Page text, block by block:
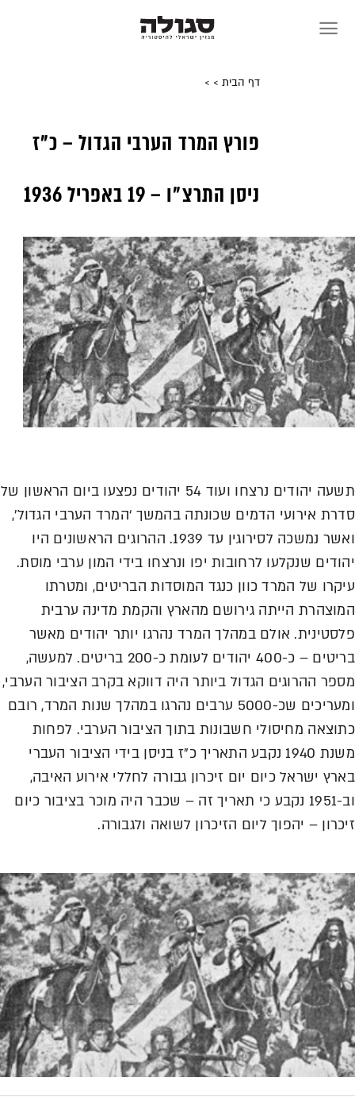
דף הבית>
>
פורץ המרד הערבי הגדול – כ”ז
ניסן התרצ”ו – 19 באפריל 1936
תשעה יהודים נרצחו ועוד 54 יהודים נפצעו ביום הראשון של
אירועי הדמים שכונתה בהמשך ‘המרד הערבי הגדול’,
ואשר נמשכה לסירוגין עד 1939. ההרוגים הראשונים היו
שנקלעו לרחובות יפו ונרצחו בידי המון ערבי מוסת.
של המרד כוון כנגד המוסדות הבריטים, ומטרתו
הייתה גירושם מהארץ והקמת מדינה ערבית
אולם במהלך המרד נהרגו יותר יהודים מאשר
בריטים – כ-400 יהודים לעומת כ-200 בריטים. למעשה,
ההרוגים הגדול ביותר היה דווקא בקרב הציבור הערבי,
ומעריכים שכ-5000 ערבים נהרגו במהלך שנות המרד, רובם
מחיסולי חשבונות בתוך הציבור הערבי. לפחות
משנת 1940 נקבע התאריך כ”ז בניסן בידי הציבור העברי
ישראל כיום יום זיכרון גבורה לחללי אירוע האיבה,
וב-1951 נקבע כי תאריך זה – שכבר היה מוכר בציבור כיום
– יהפוך ליום הזיכרון לשואה ולגבורה.